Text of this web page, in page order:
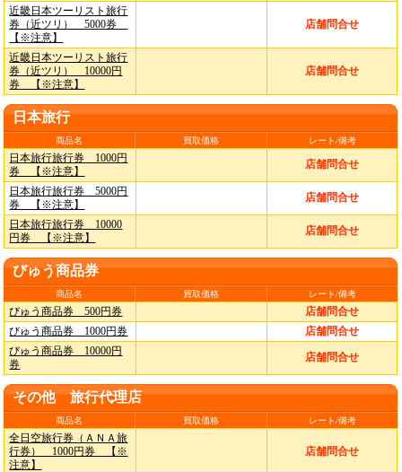
近畿日本ツーリスト旅行
券（近ツリ） 5000券
【※注意】
店舗問合せ
近畿日本ツーリスト旅行
券（近ツリ） 10000円
券 【※注意】
店舗問合せ
日本旅行
商品名 買取価格 レート/備考
日本旅行旅行券 1000円
券 【※注意】
店舗問合せ
日本旅行旅行券 5000円
券 【※注意】
店舗問合せ
日本旅行旅行券 10000
円券 【※注意】
店舗問合せ
びゅう商品券
商品名 買取価格 レート/備考
びゅう商品券 500円券
店舗問合せ
びゅう商品券 1000円券
店舗問合せ
びゅう商品券 10000円
券
店舗問合せ
その他 旅行代理店
商品名 買取価格 レート/備考
全日空旅行券（ＡＮＡ旅
行券） 1000円券 【※
注意】
店舗問合せ